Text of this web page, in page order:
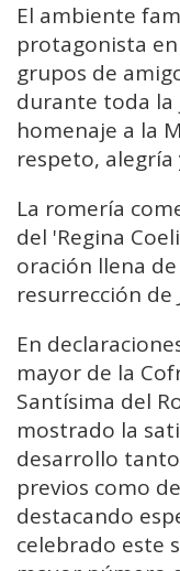
El ambiente
protagonista
grupos de
durante toda
homenaje a la
respeto, alegría
La romería
del 'Regina
oración llena
resurrección de
En
mayor de la
Santísima del
mostrado la
desarrollo
previos como
destacando
celebrado este